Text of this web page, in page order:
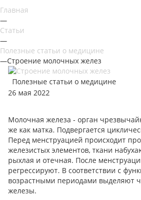
Главная
—
Статьи
—
Полезные статьи о медицине
—Строение молочных желез
Полезные статьи о медицине
26 мая 2022
Молочная железа - орган
же как матка. Подвергается
Перед менструацией происходит
железистых элементов, ткани
рыхлая и отечная. После
регрессируют. В соответствии с
возрастными периодами выделяют
железы.